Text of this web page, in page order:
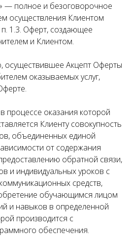
— полное и безоговорочное
осуществления Клиентом
п. 1.3. Оферт, создающее
и Клиентом.
осуществившее Акцепт Оферты
оказываемых услуг,
процессе оказания которой
Клиенту совокупность
объединенных единой
от содержания
обратной связи,
и индивидуальных уроков с
средств,
обучающимся лицом
и навыков в определенной
производится с
обеспечения.